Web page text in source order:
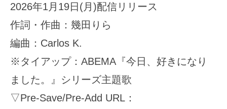
2026年1月19日(月)配信リリース
作詞・作曲：幾田りら
編曲：Carlos K.
※タイアップ：ABEMA『今日、好きになり
ました。』シリーズ主題歌
▽Pre-Save/Pre-Add URL：